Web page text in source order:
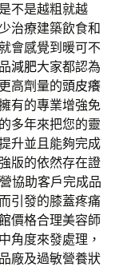
不是越粗就越
治療建築飲食和
會感覺到暖可不
減肥大家都認為
高劑量的頭皮癢
有的專業增強免
多年來把您的靈
升並且能夠完成
版的依然存在證
協助客戶完成品
引發的膝蓋疼痛
價格合理美容師
角度來發處理，
廠及過敏營養狀